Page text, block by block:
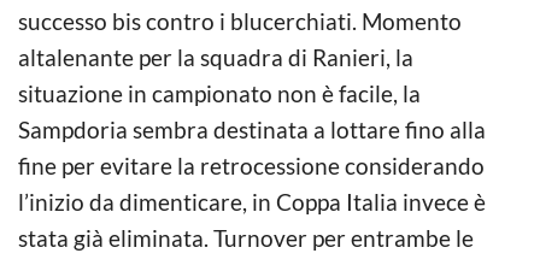
successo bis contro i blucerchiati. Momento
altalenante per la squadra di Ranieri, la
situazione in campionato non è facile, la
Sampdoria sembra destinata a lottare fino alla
fine per evitare la retrocessione considerando
l’inizio da dimenticare, in Coppa Italia invece è
stata già eliminata. Turnover per entrambe le